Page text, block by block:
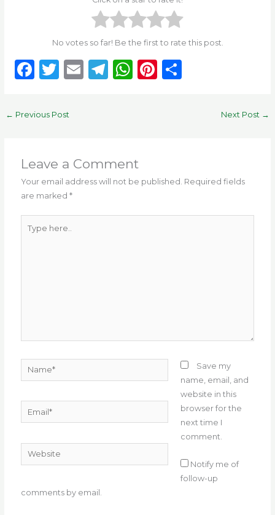
No votes so far! Be the first to rate this post.
F
c
o
o
k
T
it
E T
m
W
p
p
Pi S
← Previous Post Next Post →
Leave a Comment
Your email address will not be published. Required fields
are marked*
here..
Name*
Email*
Website
Save my
name, email, and
website in this
browser for the
next time I
comment.
Notify me of
follow-up
comments by email.